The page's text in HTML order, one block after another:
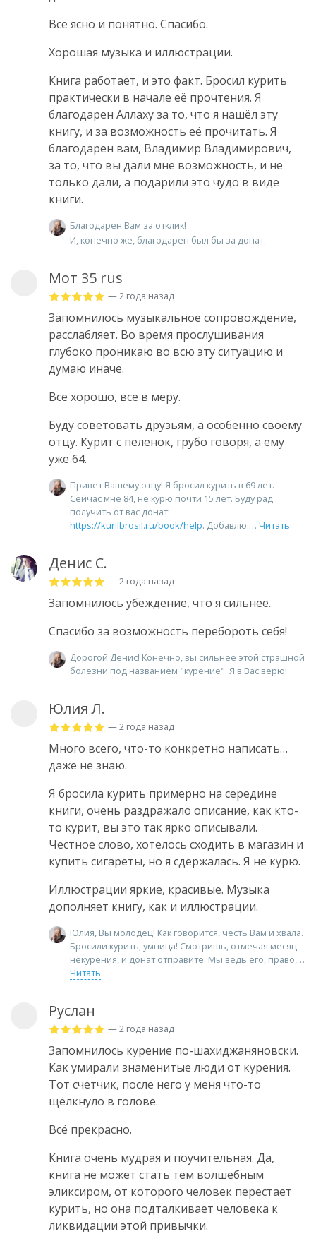
Всё ясно и понятно. Спасибо.
Хорошая музыка и иллюстрации.
Книга работает, и это факт. Бросил курить
практически в начале её прочтения. Я
благодарен Аллаху за то, что я нашёл эту
книгу, и за возможность её прочитать. Я
благодарен вам, Владимир Владимирович,
за то, что вы дали мне возможность, и не
только дали, а подарили это чудо в виде
книги.
Благодарен Вам за отклик!
И, конечно же, благодарен был бы за донат.
Мот 35 rus
— 2 года назад
Запомнилось музыкальное сопровождение,
расслабляет. Во время прослушивания
глубоко проникаю во всю эту ситуацию и
думаю иначе.
Все хорошо, все в меру.
Буду советовать друзьям, а особенно своему
отцу. Курит с пеленок, грубо говоря, а ему
уже 64.
Привет Вашему отцу! Я бросил курить в 69 лет.
Сейчас мне 84, не курю почти 15 лет. Буду рад
получить от вас донат:
https://kurilbrosil.ru/book/help. Добавлю: Читать
Денис С.
— 2 года назад
Запомнилось убеждение, что я сильнее.
Спасибо за возможность перебороть себя!
Дорогой Денис! Конечно, вы сильнее этой страшной
болезни под названием "курение". Я в Вас верю!
Юлия Л.
— 2 года назад
Много всего, что-то конкретно написать…
даже не знаю.
Я бросила курить примерно на середине
книги, очень раздражало описание, как кто-
то курит, вы это так ярко описывали.
Честное слово, хотелось сходить в магазин и
купить сигареты, но я сдержалась. Я не курю.
Иллюстрации яркие, красивые. Музыка
дополняет книгу, как и иллюстрации.
Юлия, Вы молодец! Как говорится, честь Вам и хвала.
Бросили курить, умница! Смотришь, отмечая месяц
некурения, и донат отправите. Мы ведь его, право,
Читать
Руслан
— 2 года назад
Запомнилось курение по-шахиджаняновски.
Как умирали знаменитые люди от курения.
Тот счетчик, после него у меня что-то
щёлкнуло в голове.
Всё прекрасно.
Книга очень мудрая и поучительная. Да,
книга не может стать тем волшебным
эликсиром, от которого человек перестает
курить, но она подталкивает человека к
ликвидации этой привычки.